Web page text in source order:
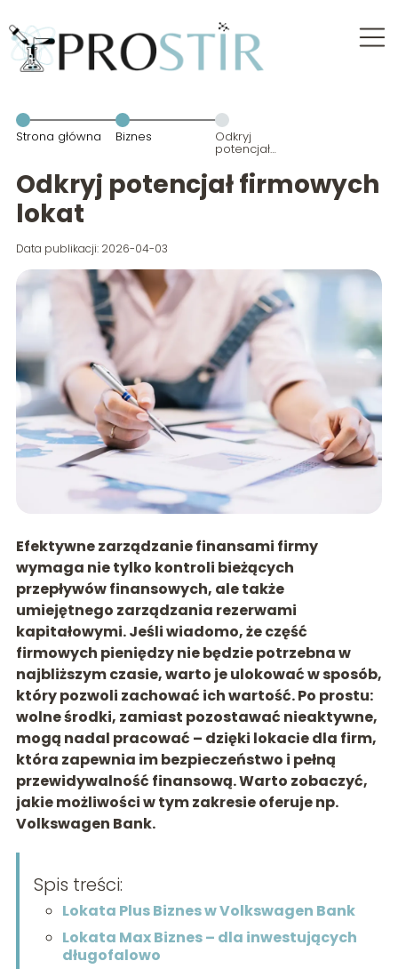
Strona główna Biznes Odkryj
potencjał
firmowych
lokat
Odkryj potencjał firmowych
lokat
Data publikacji: 2026-04-03
Efektywne zarządzanie finansami firmy
wymaga nie tylko kontroli bieżących
przepływów finansowych, ale także
umiejętnego zarządzania rezerwami
kapitałowymi. Jeśli wiadomo, że część
firmowych pieniędzy nie będzie potrzebna w
najbliższym czasie, warto je ulokować w sposób,
który pozwoli zachować ich wartość. Po prostu:
wolne środki, zamiast pozostawać nieaktywne,
mogą nadal pracować – dzięki lokacie dla firm,
która zapewnia im bezpieczeństwo i pełną
przewidywalność finansową. Warto zobaczyć,
jakie możliwości w tym zakresie oferuje np.
Volkswagen Bank.
Spis treści:
Lokata Plus Biznes w Volkswagen Bank
Lokata Max Biznes – dla inwestujących
długofalowo